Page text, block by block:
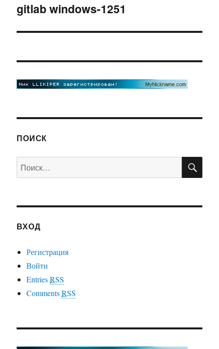
Следующая
gitlab windows-1251
ПОИСК
Искать:
ВХОД
Регистрация
Войти
EntriesRSS
CommentsRSS